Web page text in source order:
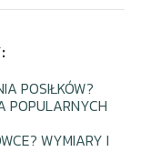
POSIŁKÓW?
POPULARNYCH
WYMIARY I